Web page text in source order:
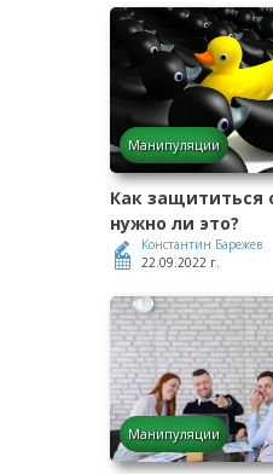
Манипуляции
Как защититься
нужно ли это?
Константин Барежев
22.09.2022 г.
Манипуляции